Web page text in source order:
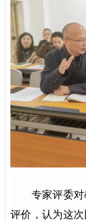
专家评委
评价， 认为这